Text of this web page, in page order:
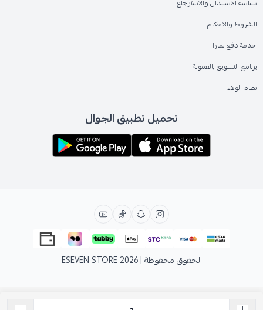
سياسة الاستبدال والاسترجاع
الشروط والاحكام
خدمة دفع تمارا
برنامج التسويق بالعمولة
نظام الولاء
تحميل تطبيق الجوال
الحقوق محفوظة | 2026 ESEVEN STORE